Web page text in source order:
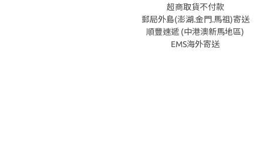
超商取貨不付款
郵局外島(澎湖.金門.馬祖)寄送
順豐速遞 (中港澳新馬地區)
EMS海外寄送